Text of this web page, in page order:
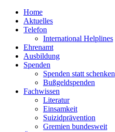
Home
Aktuelles
Telefon
International Helplines
Ehrenamt
Ausbildung
Spenden
Spenden statt schenken
Bußgeldspenden
Fachwissen
Literatur
Einsamkeit
Suizidprävention
Gremien bundesweit